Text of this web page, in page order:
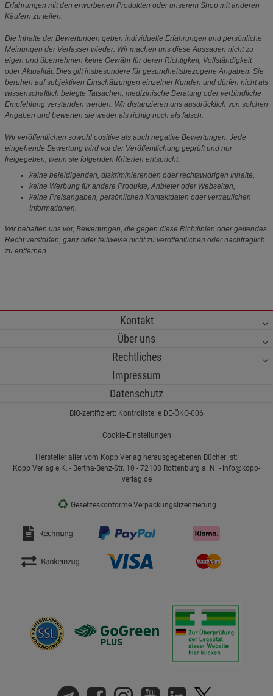
Erfahrungen mit den erworbenen Produkten oder unserem Shop mit anderen
Käufern zu teilen.
Die Inhalte der Bewertungen geben individuelle Erfahrungen und persönliche
Meinungen der Verfasser wieder. Wir machen uns diese Aussagen nicht zu
eigen und übernehmen keine Gewähr für deren Richtigkeit, Vollständigkeit
oder Aktualität. Dies gilt insbesondere für gesundheitsbezogene Angaben: Sie
beruhen auf subjektiven Einschätzungen einzelner Kunden und dürfen nicht als
wissenschaftlich belegte Tatsachen, medizinische Beratung oder verbindliche
Empfehlung verstanden werden. Wir distanzieren uns ausdrücklich von solchen
Angaben und bewerten sie weder als richtig noch als falsch.
Wir veröffentlichen sowohl positive als auch negative Bewertungen. Jede
eingehende Bewertung wird vor der Veröffentlichung geprüft und nur
freigegeben, wenn sie folgenden Kriterien entspricht:
keine beleidigenden, diskriminierenden oder rechtswidrigen Inhalte,
keine Werbung für andere Produkte, Anbieter oder Webseiten,
keine Preisangaben, persönlichen Kontaktdaten oder vertraulichen
Informationen.
Wir behalten uns vor, Bewertungen, die gegen diese Richtlinien oder geltendes
Recht verstoßen, ganz oder teilweise nicht zu veröffentlichen oder nachträglich
zu entfernen.
Kontakt
Über uns
Rechtliches
Impressum
Datenschutz
BIO-zertifiziert: Kontrollstelle DE-ÖKO-006
Cookie-Einstellungen
Hersteller aller vom Kopp Verlag herausgegebenen Bücher ist:
Kopp Verlag e.K. - Bertha-Benz-Str. 10 - 72108 Rottenburg a. N. - info@kopp-
verlag.de
♻ Gesetzeskonforme Verpackungslizenzierung